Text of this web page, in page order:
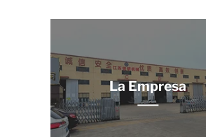
La Empresa